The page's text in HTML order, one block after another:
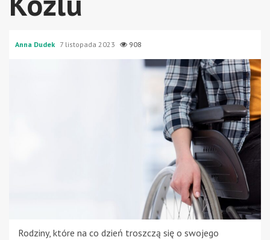
Anna Dudek 7 listopada 2023 908
Rodziny, które na co dzień troszczą się o swojego